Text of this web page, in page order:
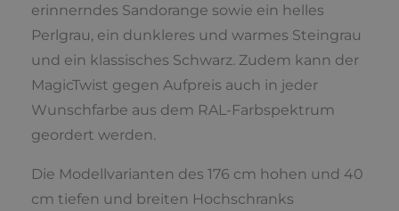
erinnerndes Sandorange sowie ein helles
Perlgrau, ein dunkleres und warmes Steingrau
und ein klassisches Schwarz. Zudem kann der
MagicTwist gegen Aufpreis auch in jeder
Wunschfarbe aus dem RAL-Farbspektrum
geordert werden.
Die Modellvarianten des 176 cm hohen und 40
cm tiefen und breiten Hochschranks